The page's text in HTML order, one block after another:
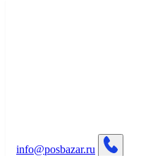
info@posbazar.ru